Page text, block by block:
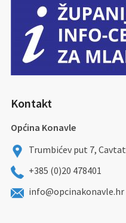
Kontakt
Općina Konavle
Trumbićev put 7, Cavtat
+385 (0)20 478401
info@opcinakonavle.hr